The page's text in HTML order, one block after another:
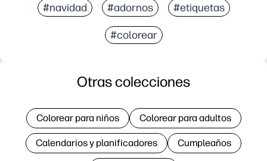
#navidad #adornos #etiquetas
#colorear
Otras colecciones
Colorear para niños Colorear para adultos
Calendarios y planificadores Cumpleaños